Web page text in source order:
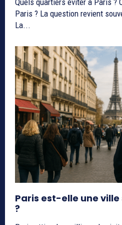
Quels quartiers éviter à Paris ?
Paris ? La question revient
La...
Paris est-elle une
?